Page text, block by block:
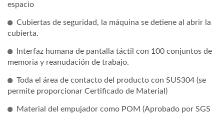
espacio
Cubiertas de seguridad, la máquina se detiene al abrir la
cubierta.
Interfaz humana de pantalla táctil con 100 conjuntos de
memoria y reanudación de trabajo.
Toda el área de contacto del producto con SUS304 (se
permite proporcionar Certificado de Material)
Material del empujador como POM (Aprobado por SGS